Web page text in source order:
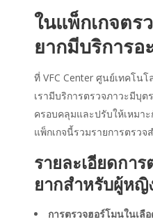
ในแพ็กเกจตร
ยากมีบริการอ
ที่ VFC Center ศูนย์เทคโน
เรามีบริการตรวจภาวะมีบุต
ครอบคลุมและปรับให้เหมา
แพ็กเกจนี้รวมรายการตรว
รายละเอียดกา
ยากสำหรับผู้หญิ
การตรวจฮอร์โมนในเลื